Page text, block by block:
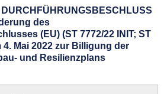
des
(EU) (ST 7772/22 INIT; ST
4. Mai 2022 zur Billigung der
und Resilienzplans